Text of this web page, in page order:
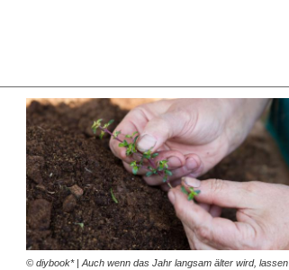
© diybook* | Auch wenn das Jahr langsam älter wird, lassen